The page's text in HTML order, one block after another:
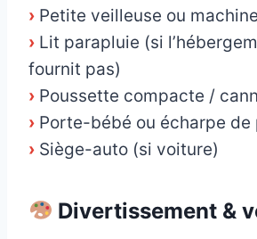
› Petite veilleuse ou
› Lit parapluie (si
fournit pas)
› Poussette compacte /
› Porte-bébé ou écharpe de
› Siège-auto (si voiture)
Divertissement &